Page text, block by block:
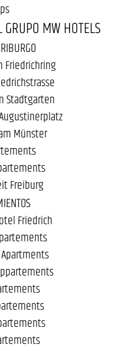
MW HOTELS
Friedrichring
Stadtgarten
Münster
Freiburg
Friedrich